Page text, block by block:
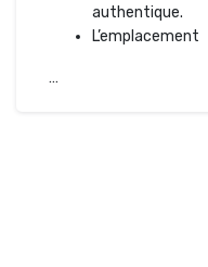
authentique.
L’emplacement
…